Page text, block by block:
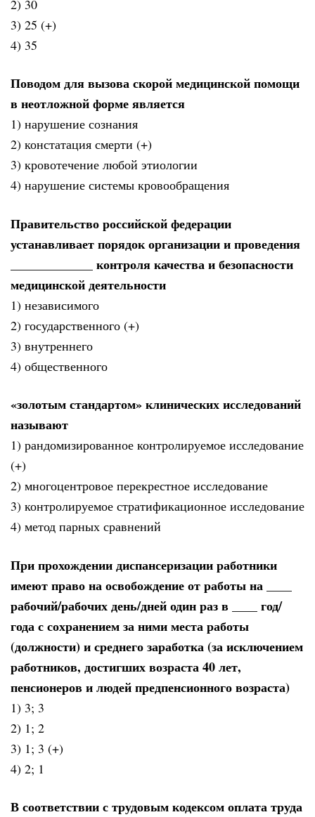
2) 30
3) 25 (+)
4) 35
Поводом для вызова скорой медицинской помощи
в неотложной форме является
1) нарушение сознания
2) констатация смерти (+)
3) кровотечение любой этиологии
4) нарушение системы кровообращения
Правительство российской федерации
устанавливает порядок организации и проведения
_____________ контроля качества и безопасности
медицинской деятельности
1) независимого
2) государственного (+)
3) внутреннего
4) общественного
«золотым стандартом» клинических исследований
называют
1) рандомизированное контролируемое исследование
(+)
2) многоцентровое перекрестное исследование
3) контролируемое стратификационное исследование
4) метод парных сравнений
При прохождении диспансеризации работники
имеют право на освобождение от работы на ____
рабочий/рабочих день/дней один раз в ____ год/
года с сохранением за ними места работы
(должности) и среднего заработка (за исключением
работников, достигших возраста 40 лет,
пенсионеров и людей предпенсионного возраста)
1) 3; 3
2) 1; 2
3) 1; 3 (+)
4) 2; 1
В соответствии с трудовым кодексом оплата труда